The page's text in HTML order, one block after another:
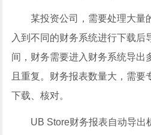
某投资公司，需要处理大量
入到不同的财务系统进行下载后
间，财务需要进入财务系统导出
且重复。财务报表数量大，需要
下载、核对。
UB Store财务报表自动导出